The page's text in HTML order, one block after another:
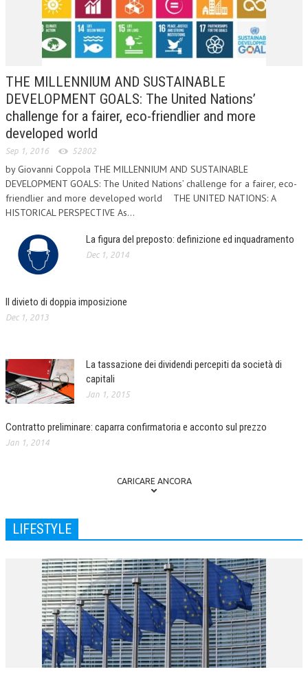
L’UMANISTA
DIRITTO
DIRITTO DEL LAVORO
DIRITTO DEL WEB
DIRITTO DELLE IMPRESE IN CRISI
CRIMINOLOGIA E CRIMINALISTICA
SICUREZZA SUL LAVORO
DIRITTO TRIBUTARIO
FISCALITÀ INTERNAZIONALE
TAX RISK MANAGEMENT
TRANSFER PRICING
PRASSI
AMMINISTRATIVA
COSTITUZIONALE
CIVILE
TRIBUTARIA
PENALE
ARCHIVIO EVENTI (FINO AL 2022)
THE MILLENNIUM AND SUSTAINABLE
DEVELOPMENT GOALS: The United Nations’
challenge for a fairer, eco-friendlier and more
developed world
Sep 1, 2016 52802
by Giovanni Coppola THE MILLENNIUM AND SUSTAINABLE
DEVELOPMENT GOALS: The United Nations’ challenge for a fairer, eco-
friendlier and more developed world THE UNITED NATIONS: A
HISTORICAL PERSPECTIVE As...
La figura del preposto: definizione ed inquadramento
Dec 1, 2014
Il divieto di doppia imposizione
Dec 1, 2013
La tassazione dei dividendi percepiti da società di
capitali
Jan 1, 2015
Contratto preliminare: caparra confirmatoria e acconto sul prezzo
Jan 1, 2014
CARICARE ANCORA
LIFESTYLE